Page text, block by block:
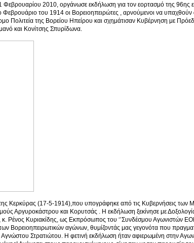
2010, οργάνωσε εκδήλωση για τον εορτασμό της 96ης
του 1914 οι Βορειοηπειρώτες , αρνούμενοι να υπαχθούν
Πολιτεία της Βορείου Ηπείρου και σχημάτισαν Κυβέρνηση με
και Κονίτσης Σπυρίδωνα.
Κερκύρας (17-5-1914),που υπογράφηκε από τις Κυβερνήσεις των
Αργυροκάστρου και Κορυτσάς . Η εκδήλωση ξεκίνησε με
Κυριακίδης, ως Εκπρόσωπος του ‘’Συνδέσμου Αγωνιστών ΕΟΚΑ
Βορειοηπειρωτικών αγώνων, θυμίζοντάς μας γεγονότα που
Στρατιώτου. Η φετινή εκδήλωση ήταν αφιερωμένη στην